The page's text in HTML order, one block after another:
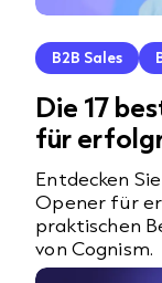
B2B Sales
Die 17
für
Entdecken
Opener für
praktischen
von Cognism.